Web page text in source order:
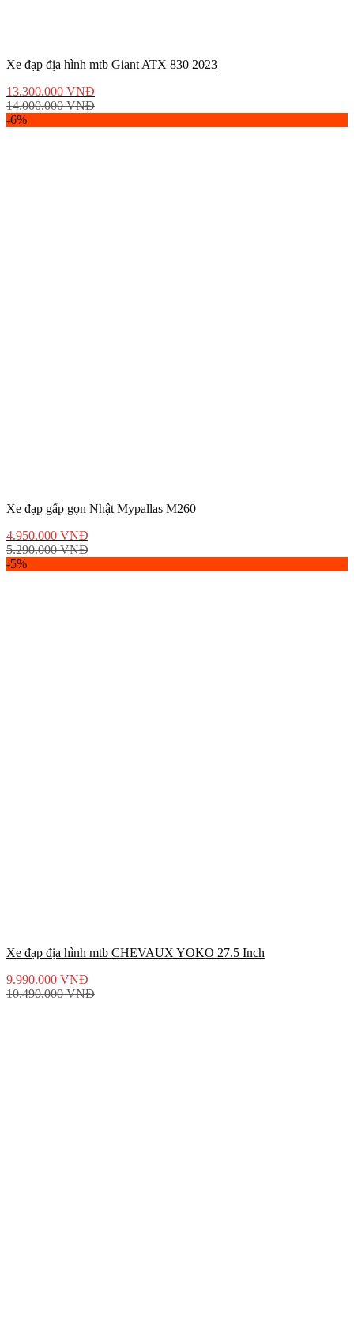
Xe đạp địa hình mtb Giant ATX 830 2023
13.300.000 VNĐ
14.000.000VNĐ
-6%
Xe đạp gấp gọn Nhật Mypallas M260
4.950.000 VNĐ
5.290.000VNĐ
-5%
Xe đạp địa hình mtb CHEVAUX YOKO 27.5 Inch
9.990.000 VNĐ
10.490.000VNĐ